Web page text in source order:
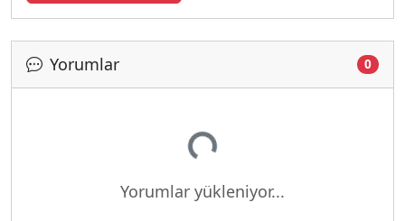
Yorumlar 0
Yükleniyor...
Yorumlar yükleniyor...